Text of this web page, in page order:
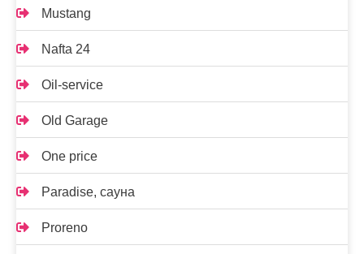
Mustang
Nafta 24
Oil-service
Old Garage
One price
Paradise, сауна
Proreno